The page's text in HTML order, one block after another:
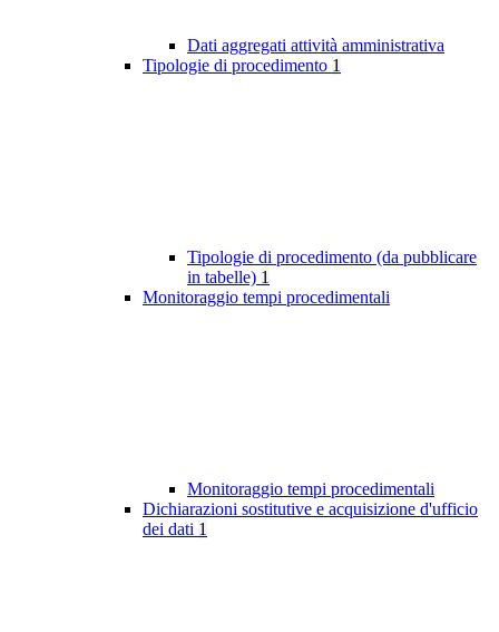
Dati aggregati attività amministrativa
Tipologie di procedimento 1
Tipologie di procedimento (da pubblicare
in tabelle) 1
Monitoraggio tempi procedimentali
Monitoraggio tempi procedimentali
Dichiarazioni sostitutive e acquisizione d'ufficio
dei dati 1